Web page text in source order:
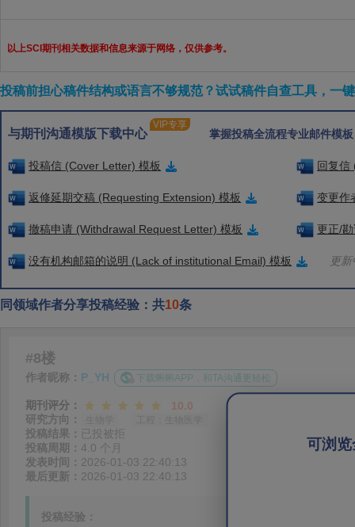
以上SCI期刊相关数据和信息来源于网络，仅供参考。
投稿前担心稿件结构或语言不够规范？试试稿件自查工具，一
与期刊沟通模版下载中心
VIP专享
掌握投稿全流程专业邮件模
投稿信 (Cover Letter) 模板 回复信
返修延期交稿 (Requesting Extension) 模板 变更作
撤稿申请 (Withdrawal Request Letter) 模板 更正/
没有机构邮箱的说明 (Lack of institutional Email) 模板 更
同领域作者分享投稿经验：共10条
可浏
#8楼
作者昵称： P_YH 下载蝌蝌APP，和TA沟通更轻松
期刊评分：
10.0
研究方向：
投稿结果： 已投被拒
投稿周期： 4.0 个月
发表时间： 2026-01-03 22:40:13
最后更新： 2026-01-03 22:40:13
投稿经验：